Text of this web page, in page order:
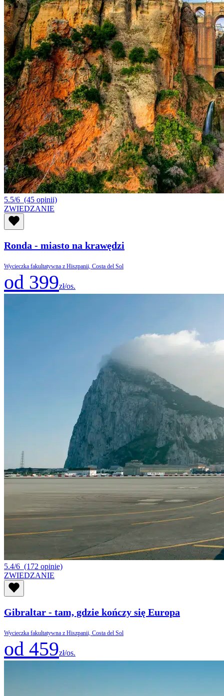
5.5/6 (45 opinii)
ZWIEDZANIE
Ronda - miasto na krawędzi
Wycieczka fakultatywna z Hiszpanii, Costa del Sol
od 399zł/os.
5.4/6 (172 opinie)
ZWIEDZANIE
Gibraltar - tam, gdzie kończy się Europa
Wycieczka fakultatywna z Hiszpanii, Costa del Sol
od 459zł/os.